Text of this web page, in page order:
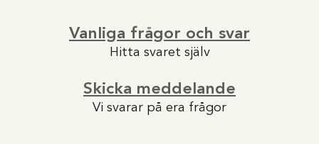
Vanliga frågor och svar
Hitta svaret själv
Skicka meddelande
Vi svarar på era frågor